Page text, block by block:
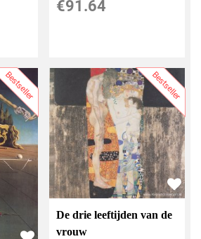
€91.64
Bestseller Bestseller
De drie leeftijden van de
vrouw